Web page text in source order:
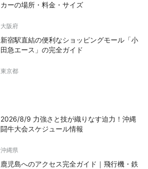
カーの場所・料金・サイズ
大阪府
新宿駅直結の便利なショッピングモール「小
田急エース」の完全ガイド
東京都
2026/8/9 力強さと技が織りなす迫力！沖縄
闘牛大会スケジュール情報
沖縄県
鹿児島へのアクセス完全ガイド｜飛行機・鉄